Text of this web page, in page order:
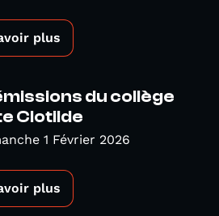
plus
du collège
Clotilde
1 Février 2026
plus